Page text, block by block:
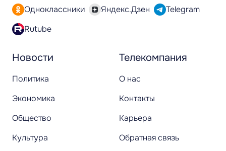
Новости
Политика
Экономика
Общество
Культура
Телекомпания
О нас
Контакты
Карьера
Обратная связь
Одноклассники
Яндекс.Дзен
Telegram
Rutube